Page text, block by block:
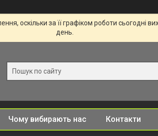
оскільки за її графіком роботи сьогодні
день.
Чому вибирають нас Контакти